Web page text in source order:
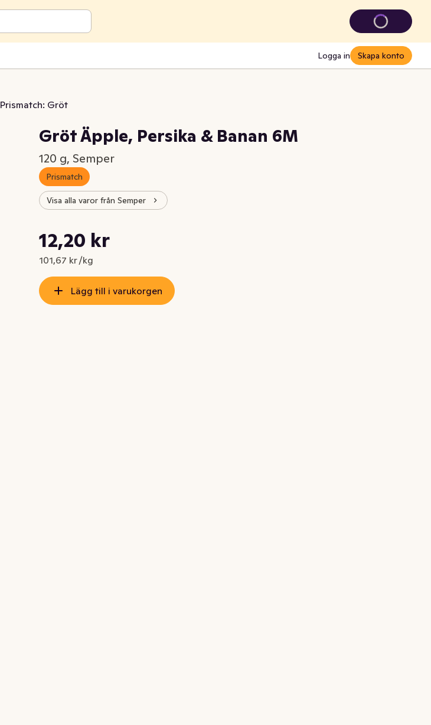
Logga in Skapa konto
Prismatch: Gröt
Gröt Äpple, Persika & Banan 6M
120 g, Semper
Prismatch
Visa alla varor från Semper
Nuvarande pris är: 12,20 kr
12,20 kr
101,67 kr /kg
Styckpris: 101,67 kr /kg
Lägg till i varukorgen